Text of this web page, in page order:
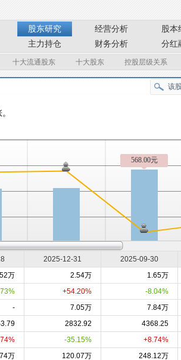
股东研究 经营分析 股本
主力持仓 财务分析 分红
十大流通股东 十大股东 控股层级关系
568.00元
2025-12-31 2025-09-30
万 2.54万 1.65万
+54.20% -8.04%
- 7.05万 7.84万
2832.92 4368.25
-35.15% +8.74%
万 120.07万 248.12万